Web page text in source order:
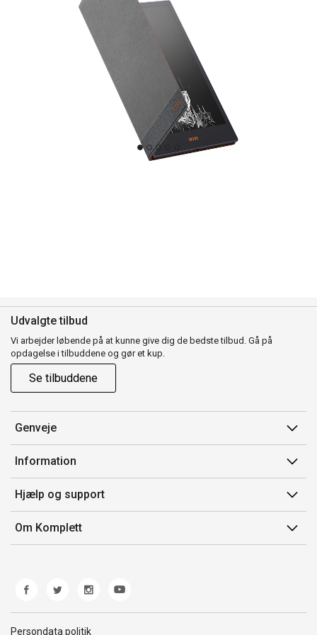
Udvalgte tilbud
Vi arbejder løbende på at kunne give dig de bedste tilbud. Gå på
opdagelse i tilbuddene og gør et kup.
Se tilbuddene
Genveje
Min side
Ordrehistorik
Gavekort
Information
Salgsbetingelser
Mærker/producent
Fortrydelsesret
Hjælp og support
Kontakt os
Kundeservice
Fejl/Mangler
Fragt og levering
Om Komplett
Persondata politik